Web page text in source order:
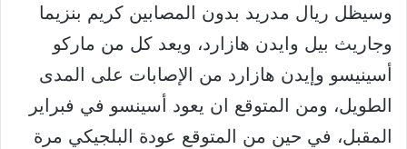
وسيظل ريال مدريد بدون المصابين كريم بنزيما
وجاريث بيل وايدن هازارد، ويعد كل من ماركو
أسينيسو وإيدن هازارد من الإصابات على المدى
الطويل، ومن المتوقع ان يعود أسينسو في فبراير
المقبل، في حين من المتوقع عودة البلجيكي مرة